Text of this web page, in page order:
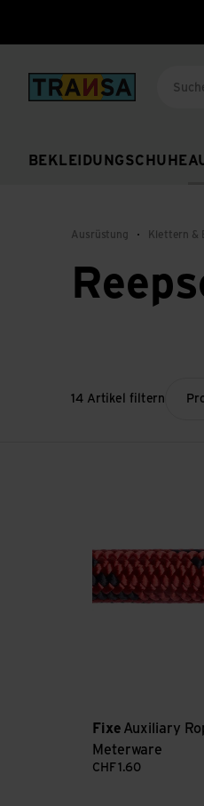
Back to
BEKLEIDUNGSCHUHE
Ausrüstung Klettern &
14 Artikel filtern
Fixe Auxiliary
Meterware
CHF 1.60